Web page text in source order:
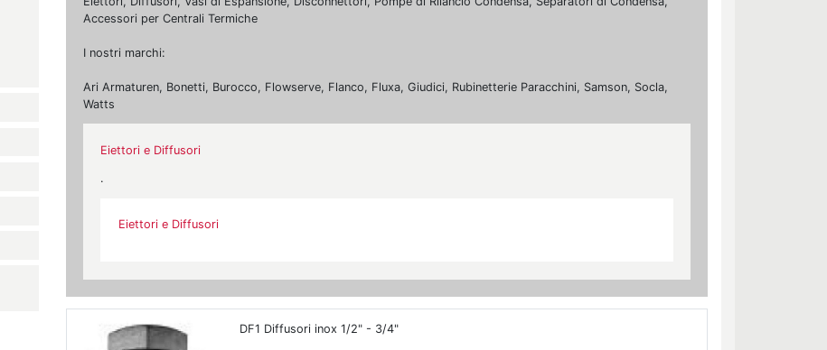
Accessori per Centrali Termiche
I nostri marchi:
Ari Armaturen, Bonetti, Burocco, Flowserve, Flanco, Fluxa, Giudici, Rubinetterie Paracchini, Samson, Socla,
Watts
Eiettori e Diffusori
.
Eiettori e Diffusori
DF1 Diffusori inox 1/2" - 3/4"